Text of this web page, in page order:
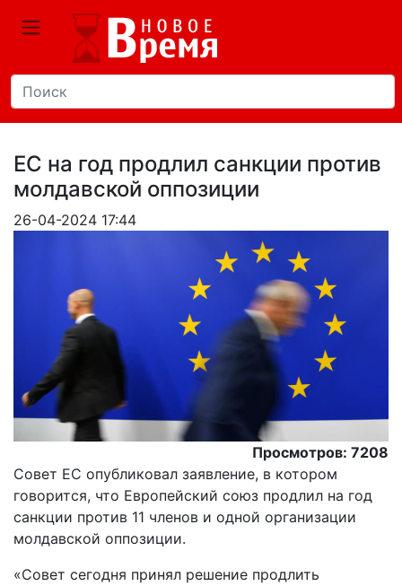
ЕС на год продлил санкции против
молдавской оппозиции
26-04-2024 17:44
Просмотров: 7208
Совет ЕС опубликовал заявление, в котором
говорится, что Европейский союз продлил на год
санкции против 11 членов и одной организации
молдавской оппозиции.
«Совет сегодня принял решение продлить